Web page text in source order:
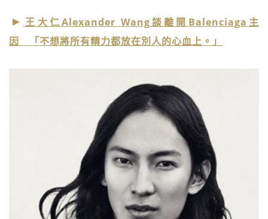
王大仁Alexander Wang談離開Balenciaga主
因 「不想將所有精力都放在別人的心血上。」